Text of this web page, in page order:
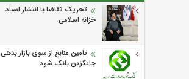
تحریک تقاضا با انتشار اسناد
خزانه اسلامی
تامین منابع از سوی بازار بدهی
جایگزین بانک شود